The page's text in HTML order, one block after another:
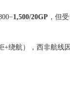
1,500/20GP ，但
+绕航），西非航线